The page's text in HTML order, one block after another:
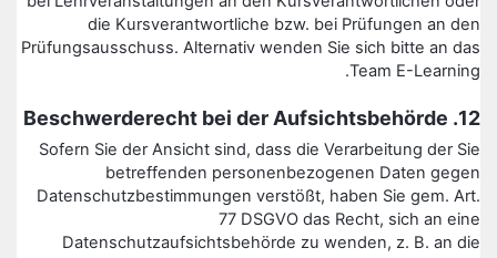
die Kursverantwortliche bzw. bei Prüfungen an den
Prüfungsausschuss. Alternativ wenden Sie sich bitte an das
Team E-Learning.
12. Beschwerderecht bei der Aufsichtsbehörde
Sofern Sie der Ansicht sind, dass die Verarbeitung der Sie
betreffenden personenbezogenen Daten gegen
Datenschutzbestimmungen verstößt, haben Sie gem. Art.
77 DSGVO das Recht, sich an eine
Datenschutzaufsichtsbehörde zu wenden, z. B. an die